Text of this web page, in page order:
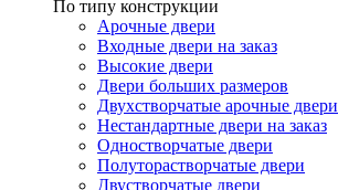
По типу конструкции
Арочные двери
Входные двери на заказ
Высокие двери
Двери больших размеров
Двухстворчатые арочные двери
Нестандартные двери на заказ
Одностворчатые двери
Полуторастворчатые двери
Двустворчатые двери